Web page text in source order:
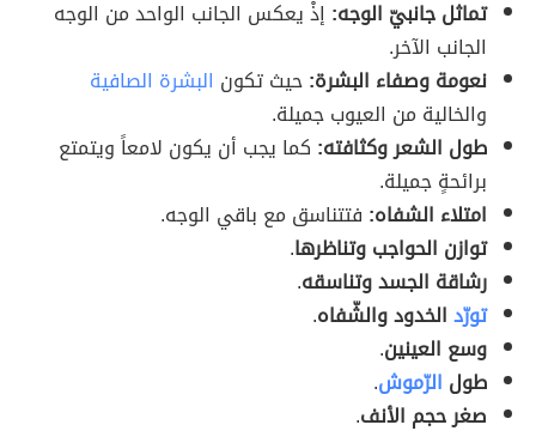
تماثل جانبيّ الوجه: إذْ يعكس الجانب الواحد من الوجه
الجانب الآخر.
نعومة وصفاء البشرة:حيث تكون البشرة الصافية
والخالية من العيوب جميلة.
طول الشعر وكثافته: كما يجب أن يكون لامعاً ويتمتع
برائحةٍ جميلة.
امتلاء الشفاه: فتتناسق مع باقي الوجه.
توازن الحواجب وتناظرها.
رشاقة الجسد وتناسقه.
تورّدالخدود والشّفاه.
وسع العينين.
طول الرّموش.
صغر حجم الأنف.